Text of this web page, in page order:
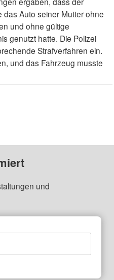
das Auto seiner Mutter ohne
und ohne gültige
genutzt hatte. Die Polizei
Strafverfahren ein.
und das Fahrzeug musste
und